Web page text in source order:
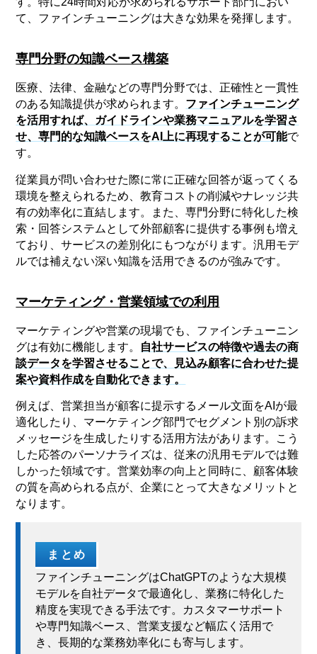
て、ファインチューニングは大きな効果を発揮します。
専門分野の知識ベース構築
医療、法律、金融などの専門分野では、正確性と一貫性
のある知識提供が求められます。 ファインチューニング
を活用すれば、ガイドラインや業務マニュアルを学習さ
せ、専門的な知識ベースをAI上に再現することが可能で
す。
従業員が問い合わせた際に常に正確な回答が返ってくる
環境を整えられるため、教育コストの削減やナレッジ共
有の効率化に直結します。また、専門分野に特化した検
索・回答システムとして外部顧客に提供する事例も増え
ており、サービスの差別化にもつながります。汎用モデ
ルでは補えない深い知識を活用できるのが強みです。
マーケティング・営業領域での利用
マーケティングや営業の現場でも、ファインチューニン
グは有効に機能します。 自社サービスの特徴や過去の商
談データを学習させることで、見込み顧客に合わせた提
案や資料作成を自動化できます。
例えば、営業担当が顧客に提示するメール文面をAIが最
適化したり、マーケティング部門でセグメント別の訴求
メッセージを生成したりする活用方法があります。こう
した応答のパーソナライズは、従来の汎用モデルでは難
しかった領域です。営業効率の向上と同時に、顧客体験
の質を高められる点が、企業にとって大きなメリットと
なります。
まとめ
ファインチューニングはChatGPTのような大規模
モデルを自社データで最適化し、業務に特化した
精度を実現できる手法です。カスタマーサポート
や専門知識ベース、営業支援など幅広く活用で
き、長期的な業務効率化にも寄与します。